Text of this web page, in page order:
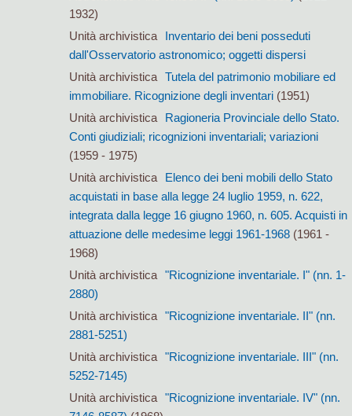
1932)
Unità archivistica
Inventario dei beni posseduti
dall'Osservatorio astronomico; oggetti dispersi
Unità archivistica
Tutela del patrimonio mobiliare ed
immobiliare. Ricognizione degli inventari(1951)
Unità archivistica
Ragioneria Provinciale dello Stato.
Conti giudiziali; ricognizioni inventariali; variazioni
(1959 - 1975)
Unità archivistica
Elenco dei beni mobili dello Stato
acquistati in base alla legge 24 luglio 1959, n. 622,
integrata dalla legge 16 giugno 1960, n. 605. Acquisti in
attuazione delle medesime leggi 1961-1968(1961 -
1968)
Unità archivistica
"Ricognizione inventariale. I" (nn. 1-
2880)
Unità archivistica
"Ricognizione inventariale. II" (nn.
2881-5251)
Unità archivistica
"Ricognizione inventariale. III" (nn.
5252-7145)
Unità archivistica
"Ricognizione inventariale. IV" (nn.